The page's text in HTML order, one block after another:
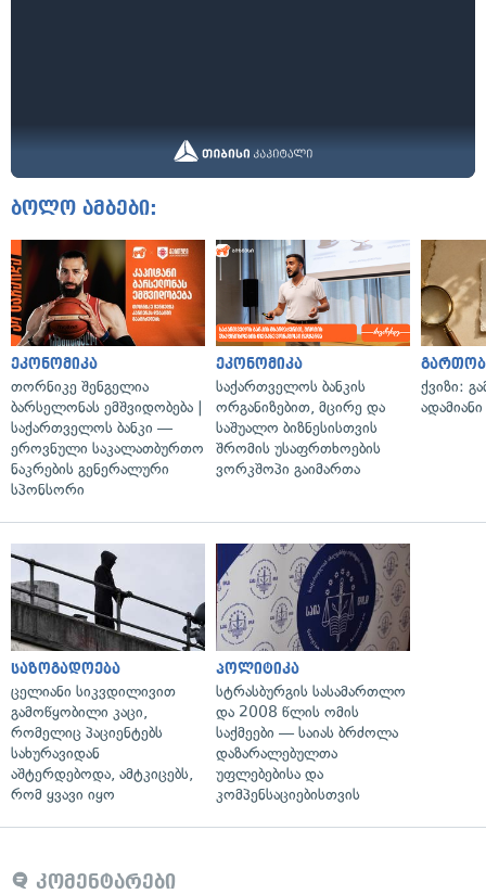
ბოლო ამბები:
ეკონომიკა
თორნიკე შენგელია
ბარსელონას ემშვიდობება |
საქართველოს ბანკი —
ეროვნული საკალათბურთო
ნაკრების გენერალური
სპონსორი
ეკონომიკა
საქართველოს ბანკის
ორგანიზებით, მცირე და
საშუალო ბიზნესისთვის
შრომის უსაფრთხოების
ვორკშოპი გაიმართა
ქვიზი:
საზოგადოება
ცელიანი სიკვდილივით
გამოწყობილი კაცი,
რომელიც პაციენტებს
სახურავიდან
აშტერდებოდა, ამტკიცებს,
რომ ყვავი იყო
პოლიტიკა
სტრასბურგის სასამართლო
და 2008 წლის ომის
საქმეები — საიას ბრძოლა
დაზარალებულთა
უფლებებისა და
კომპენსაციებისთვის
კომენტარები